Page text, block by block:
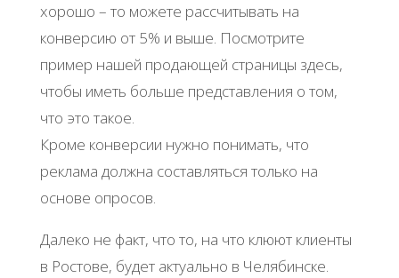
хорошо – то можете рассчитывать на
конверсию от 5% и выше. Посмотрите
пример нашей продающей страницы здесь,
чтобы иметь больше представления о том,
что это такое.
Кроме конверсии нужно понимать, что
реклама должна составляться только на
основе опросов.
Далеко не факт, что то, на что клюют клиенты
в Ростове, будет актуально в Челябинске.